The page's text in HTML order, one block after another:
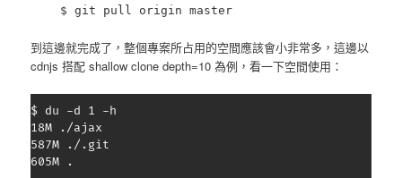
$ git pull origin master
到這邊就完成了，整個專案所占用的空間應該會小非常多，這邊以
cdnjs 搭配 shallow clone depth=10 為例，看一下空間使用：
$ du -d 1 -h
18M ./ajax
587M ./.git
605M .